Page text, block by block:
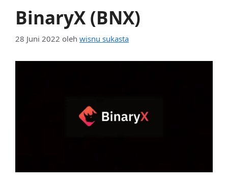
BinaryX (BNX)
28 Juni 2022 oleh wisnu sukasta